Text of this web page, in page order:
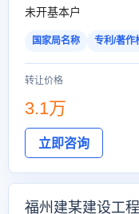
未开基本户
国家局名称 专利/著作
转让价格
3.1万
立即咨询
福州建某建设工